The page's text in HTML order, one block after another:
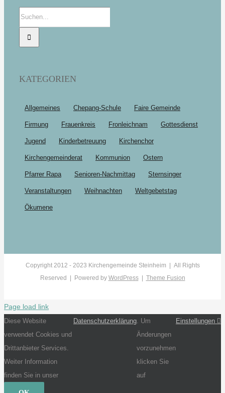
Suche
nach:
KATEGORIEN
Allgemeines Chepang-Schule Faire Gemeinde
Firmung Frauenkreis Fronleichnam Gottesdienst
Jugend Kinderbetreuung Kirchenchor
Kirchengemeinderat Kommunion Ostern
Pfarrer Rapa Senioren-Nachmittag Sternsinger
Veranstaltungen Weihnachten Weltgebetstag
Ökumene
Copyright 2012 - 2023 Kirchengemeinde Steinheim | All Rights
Reserved | Powered by WordPress| Theme Fusion
Page load link
Diese Website
verwendet Cookies und
Drittanbieter Services.
Weiter Information
finden Sie in unser
Datenschutzerklärung. Um
Änderungen
vorzunehmen
klicken Sie
auf
Einstellungen